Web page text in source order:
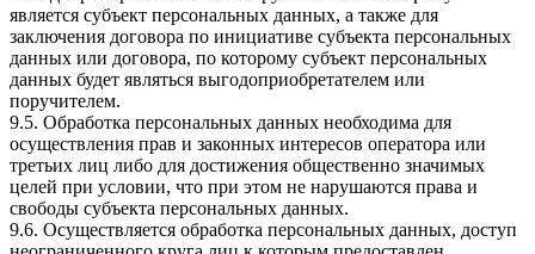
является субъект персональных данных, а также для
заключения договора по инициативе субъекта персональных
данных или договора, по которому субъект персональных
данных будет являться выгодоприобретателем или
поручителем.
9.5. Обработка персональных данных необходима для
осуществления прав и законных интересов оператора или
третьих лиц либо для достижения общественно значимых
целей при условии, что при этом не нарушаются права и
свободы субъекта персональных данных.
9.6. Осуществляется обработка персональных данных, доступ